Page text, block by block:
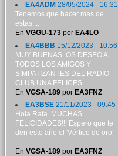
EA4ADM 28/05/2024 - 16:31
Tenemos que hacer mas de
estas....
En VGGU-173por EA4LO
EA4BBB 15/12/2023 - 10:56
MUY BUENAS. OS DESEO A
TODOS LOS AMIGOS Y
SIMPATIZANTES DEL RADIO
CLUB UNA FELICES...
En VGSA-189por EA3FNZ
EA3BSE21/11/2023 - 09:45
Hola Rafa. MUCHAS
FELICIDADES!!! Espero que te
den este año el 'Vértice de oro'
...
En VGSA-189por EA3FNZ